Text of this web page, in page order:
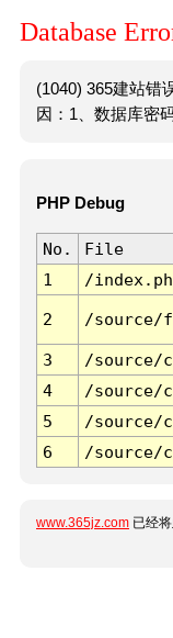
Database
(1040) 365建站错
因：1、数据库密
PHP Debug
No. File
1
/
2 /source/
3 /source/
4
/source/
5
/source/
6
/source/
www.365jz.com 已经